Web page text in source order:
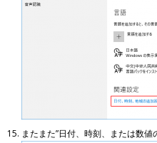
またまた”日付、時刻、または数